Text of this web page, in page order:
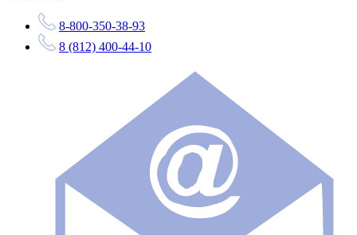
8-800-350-38-93
8 (812) 400-44-10